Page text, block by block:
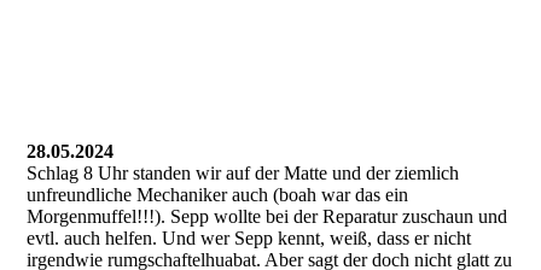
28.05.2024
Schlag 8 Uhr standen wir auf der Matte und der ziemlich
unfreundliche Mechaniker auch (boah war das ein
Morgenmuffel!!!). Sepp wollte bei der Reparatur zuschaun und
evtl. auch helfen. Und wer Sepp kennt, weiß, dass er nicht
irgendwie rumgschaftelhuabat. Aber sagt der doch nicht glatt zu